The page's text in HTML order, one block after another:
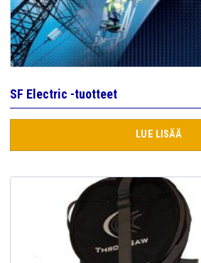
SF Electric -tuotteet
LUE LISÄÄ